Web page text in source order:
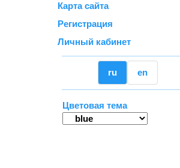
Карта сайта
Регистрация
Личный кабинет
ru en
Цветовая тема